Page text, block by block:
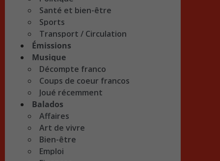
Santé et bien-être
Sports
Transport / Circulation
Émissions
Musique
Décompte franco
Coups de coeur francos
Joué récemment
Balados
Affaires
Art de vivre
Bien-être
Emploi